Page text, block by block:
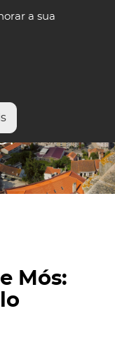
a sua
Mós: